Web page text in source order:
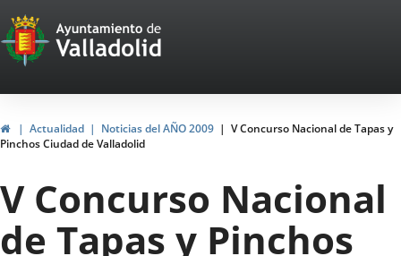
Portal
Web
del
Ayuntamiento
de
Valladolid
HomeActualidad Noticias del AÑO 2009
V Concurso Nacional de Tapas y
Pinchos Ciudad de Valladolid
V Concurso Nacional
de Tapas y Pinchos